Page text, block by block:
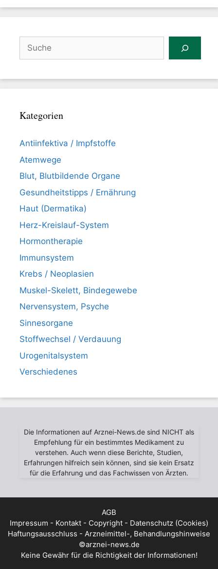
Suchen
Kategorien
Antiinfektiva / Impfstoffe
Atemwege
Blut, Blutbildende Organe
Gesundheitstipps / Ernährung
Haut (Dermatika)
Herz-Kreislauf-System
Hormontherapie
Immunsystem
Krebs / Neoplasien
Muskel-Skelett, Bindegewebe
Nervensystem, Psyche
Sinnesorgane
Stoffwechsel / Verdauung
Urogenitalsystem
Verschiedenes
Die Informationen auf Arznei-News.de sind NICHT als
Empfehlung für ein bestimmtes Medikament zu
verstehen. Auch wenn diese Berichte, Studien,
Erfahrungen hilfreich sein können, sind sie kein Ersatz
für die Erfahrung und das Fachwissen von Ärzten.
AGB
Impressum - Kontakt - Copyright - Datenschutz (Cookies)
Haftungsausschluss - Arzneimittel-, Behandlungshinweise
©arznei-news.de
Keine Gewähr für die Richtigkeit der Informationen!